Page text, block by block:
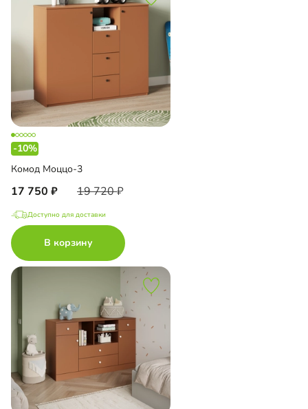
-10%
Комод Моццо-3
17 750 19 720
Доступно для доставки
В корзину